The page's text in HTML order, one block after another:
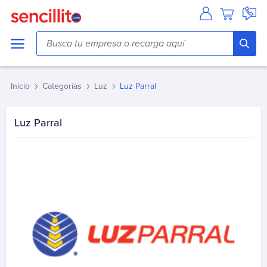
Agua
Aguas Andinas
Aguas Araucania
Aguas del Altiplano
Aguas Manquehue
Aguas Metropolitana (Chacabuco/Santiago)
Aguas Pirque
Aguas San Pedro
Inicio Categorías Luz Luz Parral
Luz Parral